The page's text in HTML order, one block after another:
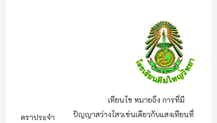
ตราประจำ
เทียนไข หมายถึง การที่มี
ปัญญาสว่างไสวเช่นเดียวกับแสงเทียนที่